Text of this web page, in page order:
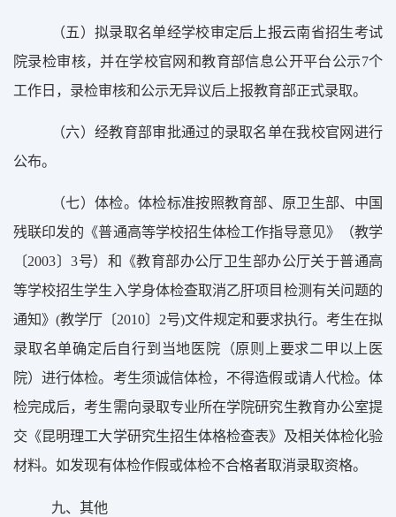
（五） 拟录取名单经学校审定后上报云南省招生考试
院录检审核，并在学校官网 和教育部信息公开平台公示7个
工作日，录检审核和公示无异议后上报教育部正式录取。
（六） 经教育部审批通过的录取名单在我校官网 进行
公布。
（七） 体检。体检标准按照教育部、原卫生部、中国
残联印发的《普通高等学校招生体检工作指导意见》（教学
〔2003 〕3号）和《教育部办公厅卫生部办公厅关于普通高
等学校招生学生入学身体检查取消乙肝项目检测有关问题的
通知》 (教学厅〔2010〕 2号)文件规定和要求执行。考生在拟
录取名单确定后自行到当地医院（原则上要求二甲以上医
院）进行体检。考生须诚信体检，不得造假或请人代检。体
检完成后，考生需向录取专业所在学院研究生教育办公室提
交《昆明理工大学研究生招生体格检查表》及相关体检化验
材料。如发现有体检作假或体检不合格者取消录取资格。
九、其他